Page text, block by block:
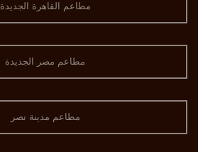
مطاعم القاهرة الجديدة
مطاعم مصر الجديدة
مطاعم مدينة نصر